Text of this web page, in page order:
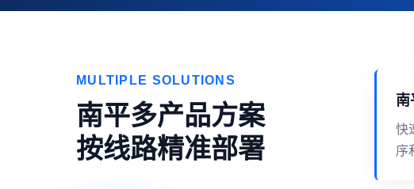
MULTIPLE SOLUTIONS
南平多产品方案
按线路精准部署
南
快
序